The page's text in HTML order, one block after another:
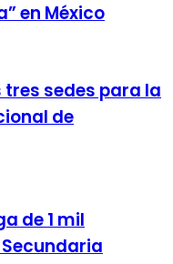
en México
sedes para la
de
de 1 mil